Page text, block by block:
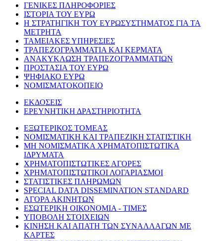
ΓΕΝΙΚΕΣ ΠΛΗΡΟΦΟΡΙΕΣ
ΙΣΤΟΡΙΑ ΤΟΥ ΕΥΡΩ
Η ΣΤΡΑΤΗΓΙΚΗ ΤΟΥ ΕΥΡΩΣΥΣΤΗΜΑΤΟΣ ΓΙΑ ΤΑ
ΜΕΤΡΗΤΑ
ΤΑΜΕΙΑΚΕΣ ΥΠΗΡΕΣΙΕΣ
ΤΡΑΠΕΖΟΓΡΑΜΜΑΤΙΑ ΚΑΙ ΚΕΡΜΑΤΑ
ΑΝΑΚΥΚΛΩΣΗ ΤΡΑΠΕΖΟΓΡΑΜΜΑΤΙΩΝ
ΠΡΟΣΤΑΣΙΑ ΤΟΥ ΕΥΡΩ
ΨΗΦΙΑΚΟ ΕΥΡΩ
ΝΟΜΙΣΜΑΤΟΚΟΠΕΙΟ
ΕΚΔΟΣΕΙΣ
ΕΡΕΥΝΗΤΙΚΗ ΔΡΑΣΤΗΡΙΟΤΗΤΑ
ΕΞΩΤΕΡΙΚΟΣ ΤΟΜΕΑΣ
ΝΟΜΙΣΜΑΤΙΚΗ ΚΑΙ ΤΡΑΠΕΖΙΚΗ ΣΤΑΤΙΣΤΙΚΗ
ΜΗ ΝΟΜΙΣΜΑΤΙΚΑ ΧΡΗΜΑΤΟΠΙΣΤΩΤΙΚΑ
ΙΔΡΥΜΑΤΑ
ΧΡΗΜΑΤΟΠΙΣΤΩΤΙΚΕΣ ΑΓΟΡΕΣ
ΧΡΗΜΑΤΟΠΙΣΤΩΤΙΚΟΙ ΛΟΓΑΡΙΑΣΜΟΙ
ΣΤΑΤΙΣΤΙΚΕΣ ΠΛΗΡΩΜΩΝ
SPECIAL DATA DISSEMINATION STANDARD
ΑΓΟΡΑ ΑΚΙΝΗΤΩΝ
ΕΣΩΤΕΡΙΚΗ ΟΙΚΟΝΟΜΙΑ - ΤΙΜΕΣ
ΥΠΟΒΟΛΗ ΣΤΟΙΧΕΙΩΝ
ΚΙΝΗΣΗ ΚΑΙ ΑΠΑΤΗ ΤΩΝ ΣΥΝΑΛΛΑΓΩΝ ΜΕ
ΚΑΡΤΕΣ